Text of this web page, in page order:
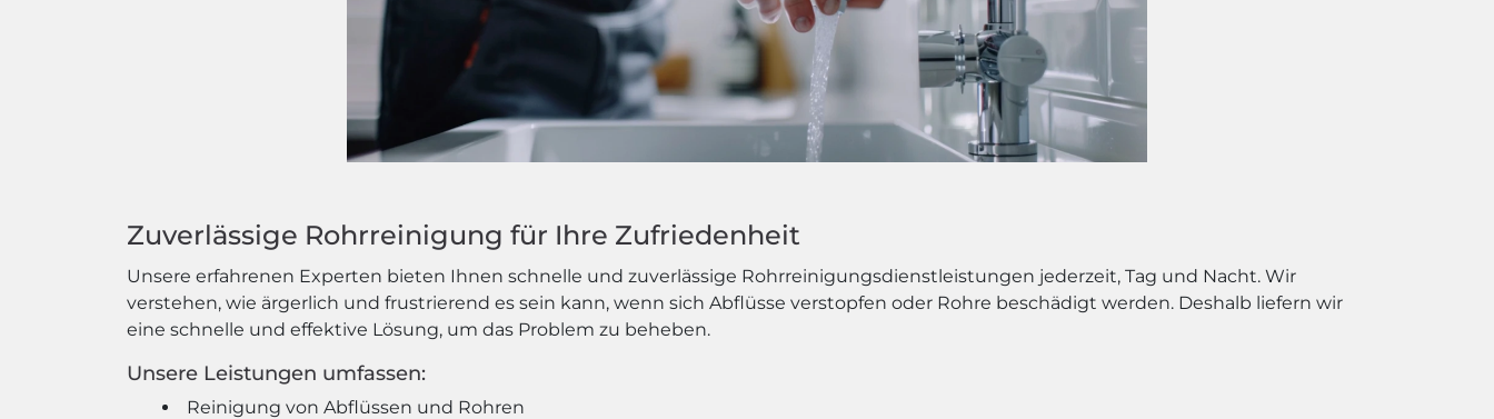
Zuverlässige Rohrreinigung für Ihre Zufriedenheit
Unsere erfahrenen Experten bieten Ihnen schnelle und zuverlässige Rohrreinigungsdienstleistungen jederzeit, Tag und Nacht. Wir
verstehen, wie ärgerlich und frustrierend es sein kann, wenn sich Abflüsse verstopfen oder Rohre beschädigt werden. Deshalb liefern wir
eine schnelle und effektive Lösung, um das Problem zu beheben.
Unsere Leistungen umfassen:
Reinigung von Abflüssen und Rohren